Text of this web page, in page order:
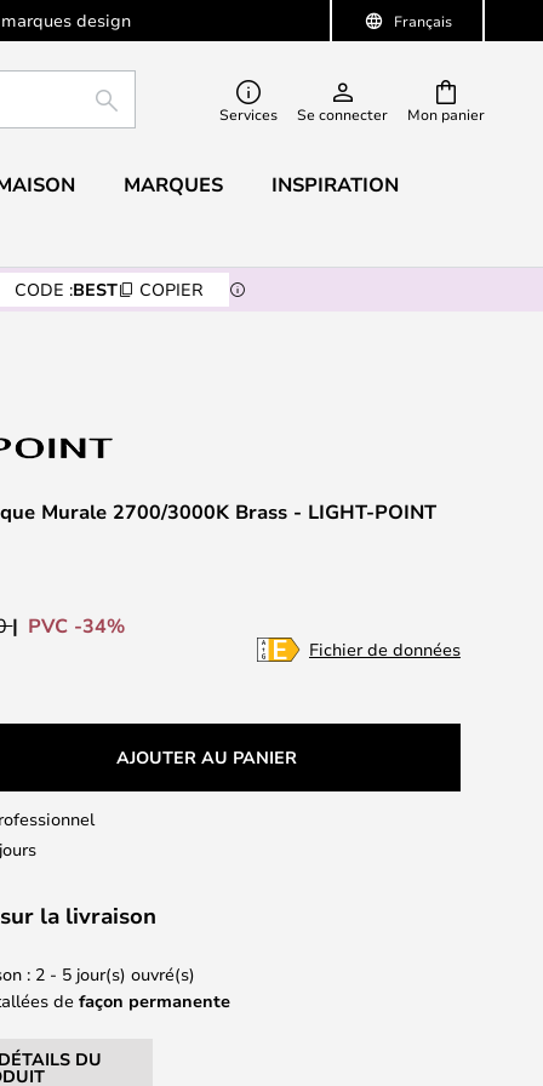
Français
design
Mon panier
RECHERCHERServices Se connecter
MARQUES INSPIRATION
CODE :BEST COPIER
Murale 2700/3000K Brass - LIGHT-POINT
PVC -34%
Fichier de données
AJOUTER AU PANIER
la livraison
: 2 - 5 jour(s) ouvré(s)
defaçon permanente
DU